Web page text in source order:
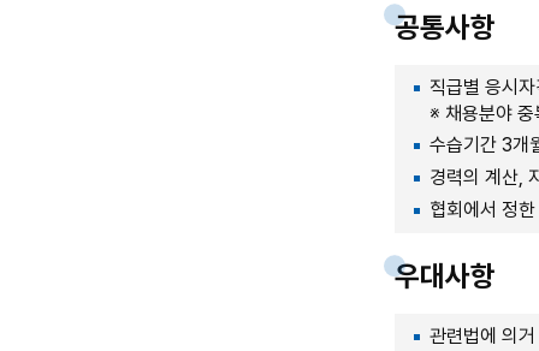
공통사항
직급별 응시
※ 채용분야
수습기간 3개
경력의 계산,
협회에서 정
우대사항
관련법에 의